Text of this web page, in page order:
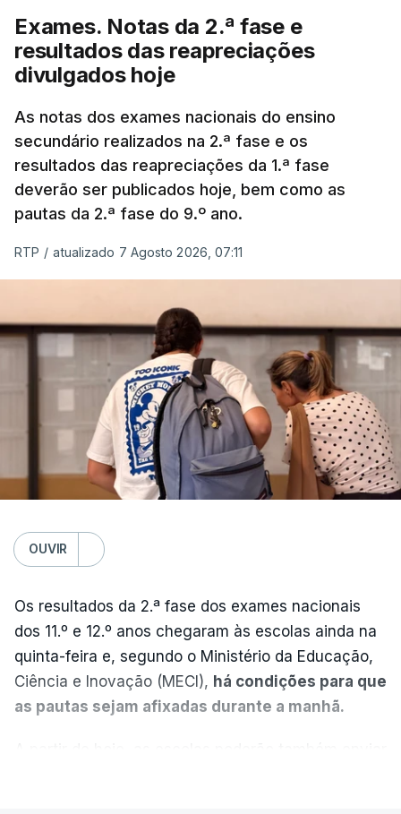
Exames. Notas da 2.ª fase e
resultados das reapreciações
divulgados hoje
As notas dos exames nacionais do ensino
secundário realizados na 2.ª fase e os
resultados das reapreciações da 1.ª fase
deverão ser publicados hoje, bem como as
pautas da 2.ª fase do 9.º ano.
RTP / atualizado 7 Agosto 2026, 07:11
OUVIR
Os resultados da 2.ª fase dos exames nacionais
dos 11.º e 12.º anos chegaram às escolas ainda na
quinta-feira e, segundo o Ministério da Educação,
Ciência e Inovação (MECI), há condições para que
as pautas sejam afixadas durante a manhã.